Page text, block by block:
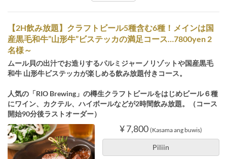
【2H飲み放題】クラフトビール5種含む6種！メインは国
産黒毛和牛”山形牛”ビステッカの満足コース…7800yen 2
名様～
ムール貝の出汁でお造りするパルミジャーノリゾットや国産黒毛
和牛 山形牛ビステッカが楽しめる飲み放題付きコース。
人気の「RIO Brewing」の樽生クラフトビールをはじめビール６種
にワイン、カクテル、ハイボールなどが2時間飲み放題。（コース
開始90分後ラストオーダー）
¥ 7,800 (Kasama ang buwis)
Piliin